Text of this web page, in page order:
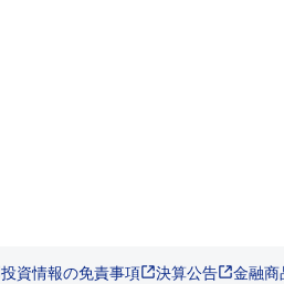
投資情報の免責事項 決算公告 金融